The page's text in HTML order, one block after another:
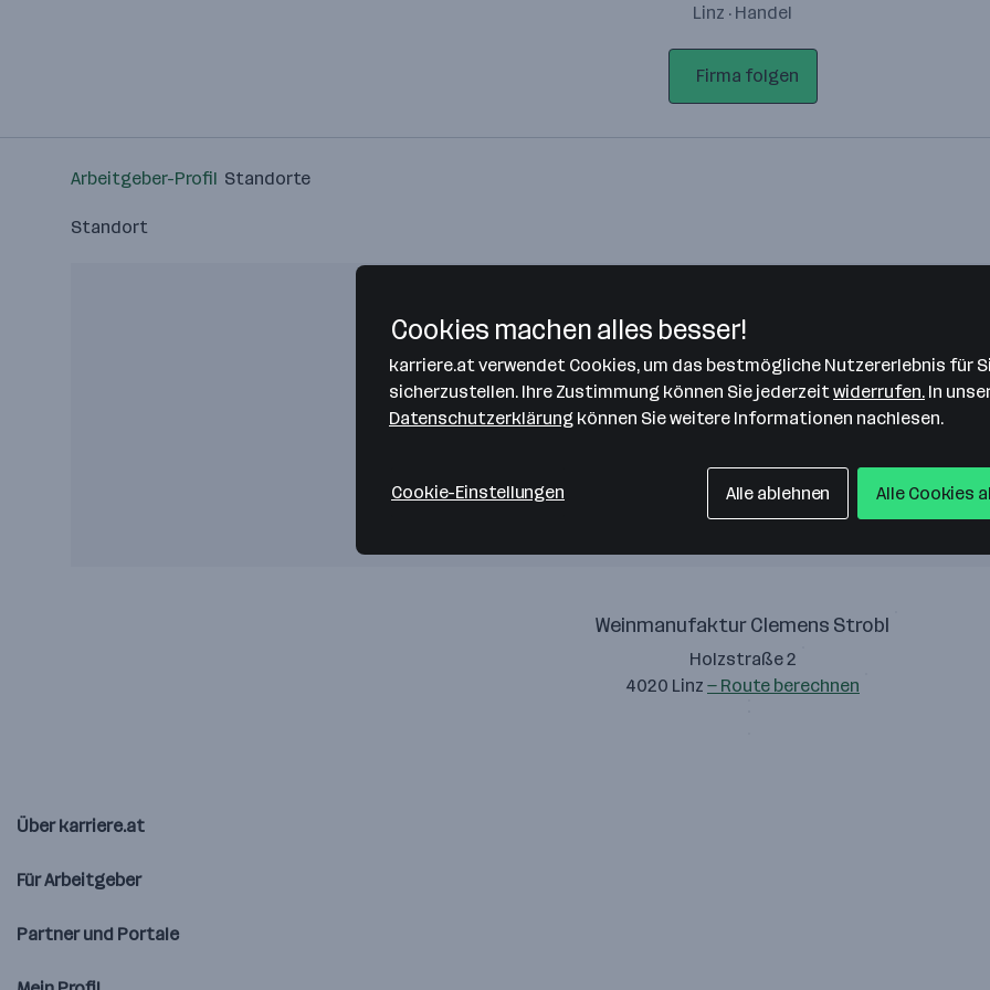
Linz · Handel
Firma folgen
Arbeitgeber-Profil Standorte
Standort
Bitte stimme unseren Cookie-
Richtlinien zu, um diese Karte
anzuzeigen.
Zustimmung geben
Weinmanufaktur Clemens Strobl
Holzstraße 2
4020 Linz — Route berechnen
Über karriere.at
Für Arbeitgeber
Partner und Portale
Cookies machen alles besser!
karriere.at verwendet Cookies, um das bestmögliche Nutzererlebnis für
sicherzustellen. Ihre Zustimmung können Sie jederzeit widerrufen. In
Datenschutzerklärung können Sie weitere Informationen nachlesen.
Cookie-Einstellungen Alle ablehnen Alle Cookies